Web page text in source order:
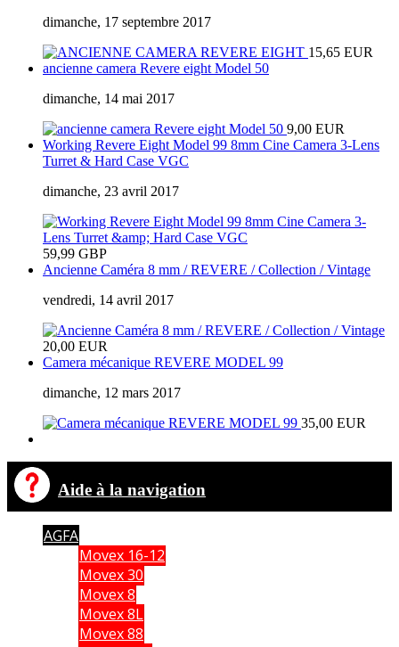
dimanche, 17 septembre 2017
15,65 EUR
ancienne camera Revere eight Model 50
dimanche, 14 mai 2017
9,00 EUR
Working Revere Eight Model 99 8mm Cine Camera 3-Lens
Turret & Hard Case VGC
dimanche, 23 avril 2017
59,99 GBP
Ancienne Caméra 8 mm / REVERE / Collection / Vintage
vendredi, 14 avril 2017
20,00 EUR
Camera mécanique REVERE MODEL 99
dimanche, 12 mars 2017
35,00 EUR
Aide à la navigation
AGFA
Movex 16-12
Movex 30
Movex 8
Movex 8L
Movex 88